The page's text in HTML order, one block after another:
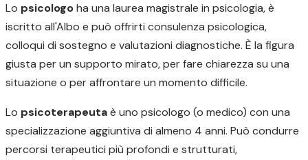
Lo psicologoha una laurea magistrale in psicologia, è
iscritto all'Albo e può offrirti consulenza psicologica,
colloqui di sostegno e valutazioni diagnostiche. È la figura
giusta per un supporto mirato, per fare chiarezza su una
situazione o per affrontare un momento difficile.
Lo psicoterapeutaè uno psicologo (o medico) con una
specializzazione aggiuntiva di almeno 4 anni. Può condurre
percorsi terapeutici più profondi e strutturati,